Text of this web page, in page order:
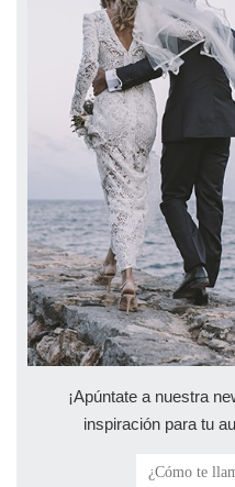
¡Apúntate a nuestra
inspiración para tu